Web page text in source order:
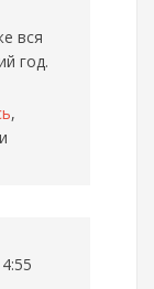
вся
год.
,